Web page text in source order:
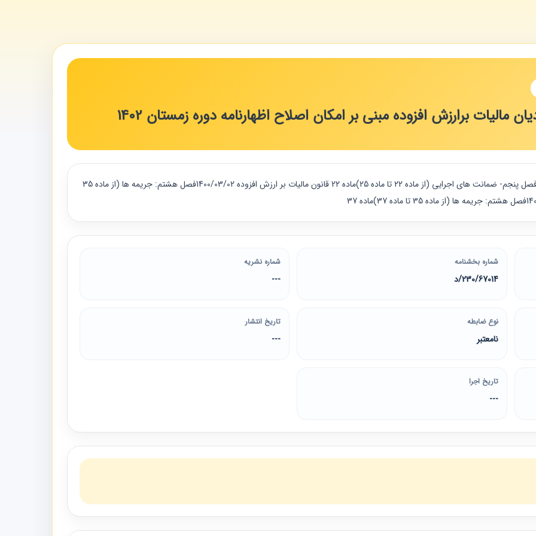
مالیات برارزش افزوده مبنی بر امکان اصلاح اظهارنامه دوره زمستان 1402
"قانون پایانه‌های فروشگاهی و سامانه مودیان 1398/07/21فصل پنجم- ضمانت های اجرایی (از ماده 22 تا ماده 25)ماده 22 قانون مالیات بر ارزش افزوده 1400/03/02فصل هشتم: جریمه ها (از ماده 35
شماره بخشنامه
230/67014/د
شماره نشریه
---
نوع ضابطه
نامعتبر
تاریخ انتشار
---
تاریخ اجرا
---